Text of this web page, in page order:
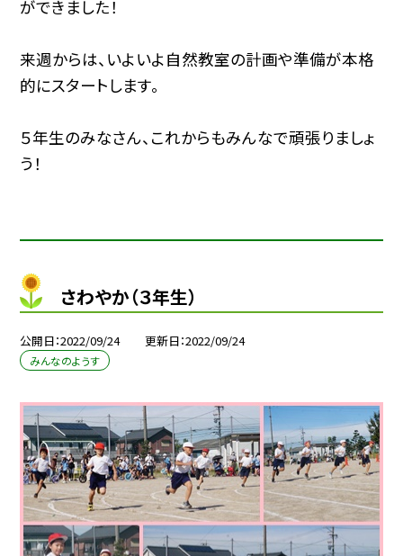
ができました！
来週からは、いよいよ自然教室の計画や準備が本格
的にスタートします。
５年生のみなさん、これからもみんなで頑張りましょ
う！
さわやか（３年生）
公開日 2022/09/24 更新日 2022/09/24
みんなのようす